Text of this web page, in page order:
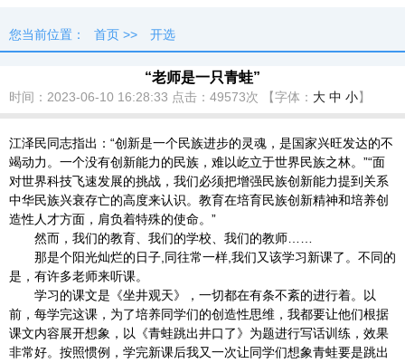
您当前位置： 首页 >> 开选
“老师是一只青蛙”
时间：2023-06-10 16:28:33 点击： 49573次 【字体： 大 中 小】
江泽民同志指出：“创新是一个民族进步的灵魂，是国家兴旺发达的不
竭动力。一个没有创新能力的民族，难以屹立于世界民族之林。”“面
对世界科技飞速发展的挑战，我们必须把增强民族创新能力提到关系
中华民族兴衰存亡的高度来认识。教育在培育民族创新精神和培养创
造性人才方面，肩负着特殊的使命。”
然而，我们的教育、我们的学校、我们的教师……
那是个阳光灿烂的日子,同往常一样,我们又该学习新课了。不同的
是，有许多老师来听课。
学习的课文是《坐井观天》，一切都在有条不紊的进行着。以
前，每学完这课，为了培养同学们的创造性思维，我都要让他们根据
课文内容展开想象，以《青蛙跳出井口了》为题进行写话训练，效果
非常好。按照惯例，学完新课后我又一次让同学们想象青蛙要是跳出